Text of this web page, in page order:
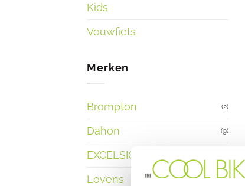
Kids
Vouwfiets
Merken
Brompton (2)
Dahon (9)
EXCELSIOR
Lovens (3)